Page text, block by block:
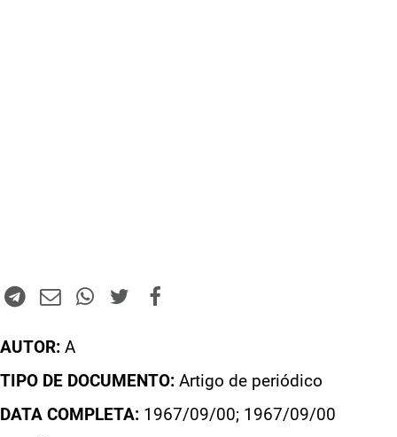
AUTOR: A
TIPO DE DOCUMENTO: Artigo de periódico
DATA COMPLETA: 1967/09/00; 1967/09/00